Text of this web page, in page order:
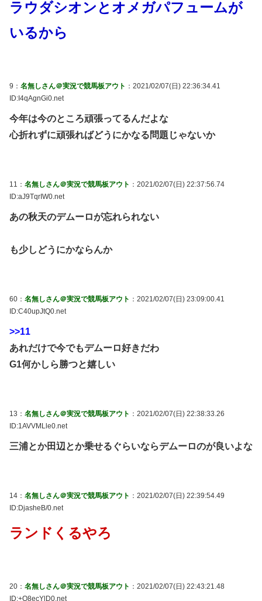
ラウダシオンとオメガパフュームが
いるから
9： 名無しさん＠実況で競馬板アウト ：2021/02/07(日) 22:36:34.41
ID:I4qAgnGi0.net
今年は今のところ頑張ってるんだよな
心折れずに頑張ればどうにかなる問題じゃないか
11： 名無しさん＠実況で競馬板アウト ：2021/02/07(日) 22:37:56.74
ID:aJ9TqrIW0.net
あの秋天のデムーロが忘れられない
も少しどうにかならんか
60： 名無しさん＠実況で競馬板アウト ：2021/02/07(日) 23:09:00.41
ID:C40upJtQ0.net
>>11
あれだけで今でもデムーロ好きだわ
G1何かしら勝つと嬉しい
13： 名無しさん＠実況で競馬板アウト ：2021/02/07(日) 22:38:33.26
ID:1AVVMLle0.net
三浦とか田辺とか乗せるぐらいならデムーロのが良いよな
14： 名無しさん＠実況で競馬板アウト ：2021/02/07(日) 22:39:54.49
ID:DjasheB/0.net
ランドくるやろ
20： 名無しさん＠実況で競馬板アウト ：2021/02/07(日) 22:43:21.48
ID:+Q8ecYlD0.net